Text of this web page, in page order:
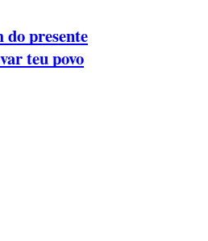
do presente
teu povo